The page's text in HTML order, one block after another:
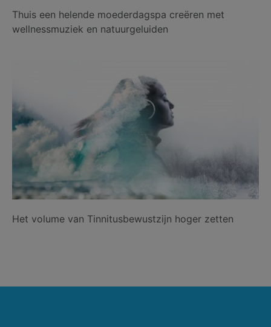
Thuis een helende moederdagspa creëren met
wellnessmuziek en natuurgeluiden
Het volume van Tinnitusbewustzijn hoger zetten